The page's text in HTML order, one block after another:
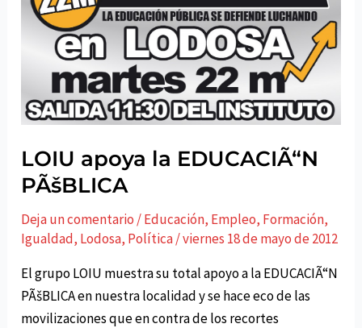
LOIU apoya la EDUCACIÃ“N
PÃšBLICA
Deja un comentario /Educación, Empleo, Formación,
Igualdad, Lodosa, Polí­tica/viernes 18 de mayo de 2012
El grupo LOIU muestra su total apoyo a la EDUCACIÃ“N
PÃšBLICA en nuestra localidad y se hace eco de las
movilizaciones que en contra de los recortes